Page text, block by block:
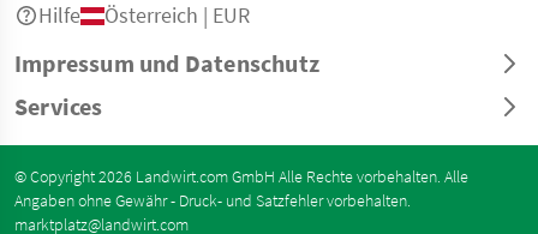
Impressum und Datenschutz
Services
Hilfe Österreich | EUR
© Copyright 2026 Landwirt.com GmbH Alle Rechte vorbehalten. Alle
Angaben ohne Gewähr - Druck- und Satzfehler vorbehalten.
marktplatz@landwirt.com